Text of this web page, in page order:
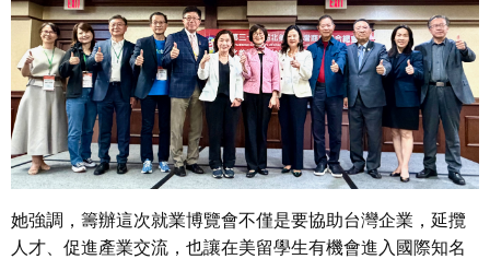
她強調，籌辦這次就業博覽會不僅是要協助台灣企業，延攬
人才、促進產業交流，也讓在美留學生有機會進入國際知名